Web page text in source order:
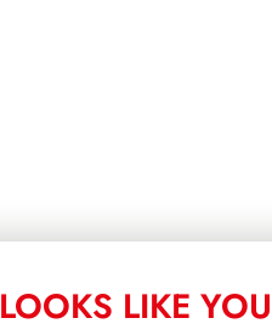
LOOKS LIKE